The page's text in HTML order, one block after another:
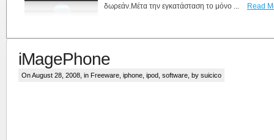
iMagePhone
On August 28, 2008, in Freeware iphone ipod software , by suicico